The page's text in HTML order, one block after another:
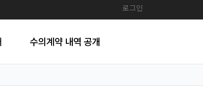
로그인
수의계약 내역 공개